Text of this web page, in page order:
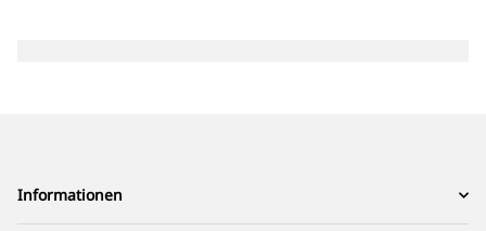
Informationen